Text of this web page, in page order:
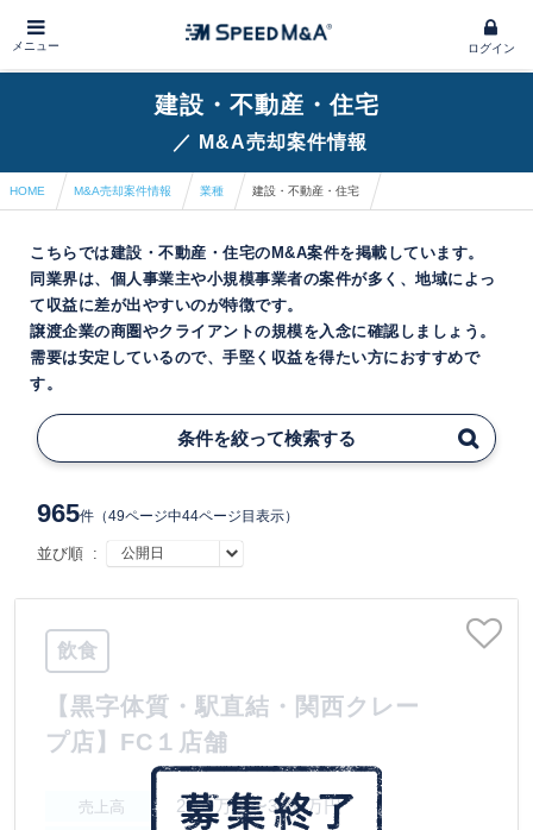
メニュー ログイン
建設・不動産・住宅
／ M&A売却案件情報
HOME M&A売却案件情報 業種 建設・不動産・住宅
こちらでは建設・不動産・住宅のM&A案件を掲載しています。
同業界は、個人事業主や小規模事業者の案件が多く、地域によっ
て収益に差が出やすいのが特徴です。
譲渡企業の商圏やクライアントの規模を入念に確認しましょう。
需要は安定しているので、手堅く収益を得たい方におすすめで
す。
条件を絞って検索する
965件 （49ページ中44ページ目表示）
並び順 :
飲食
【黒字体質・駅直結・関西クレー
プ店】FC１店舗
売上高 2000万円〜3000万円